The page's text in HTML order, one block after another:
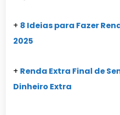
+ 8 Ideias para Fazer
2025
+ Renda Extra Final de
Dinheiro Extra